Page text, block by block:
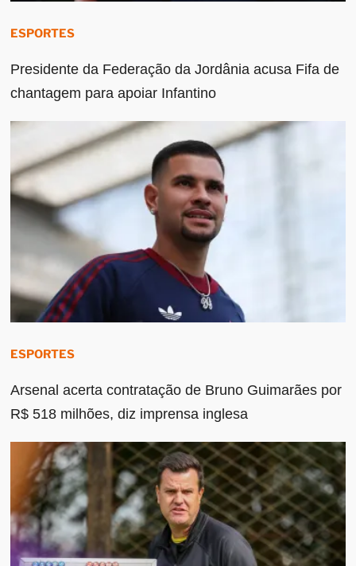
ESPORTES
Presidente da Federação da Jordânia acusa Fifa de
chantagem para apoiar Infantino
ESPORTES
Arsenal acerta contratação de Bruno Guimarães por
R$ 518 milhões, diz imprensa inglesa